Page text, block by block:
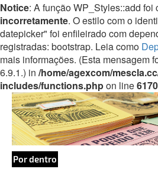
Notice: A função WP_Styles::add foi
incorretamente. O estilo com o
datepicker" foi enfileirado com
registradas: bootstrap. Leia como
mais informações. (Esta mensagem
6.9.1.) in /home/agexcom/
includes/functions.phpon line6170
Por dentro